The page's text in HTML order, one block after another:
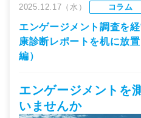
2025.12.17（水） コラム
エンゲージメント調査を
康診断レポートを机に放
編）
エンゲージメントを
いませんか